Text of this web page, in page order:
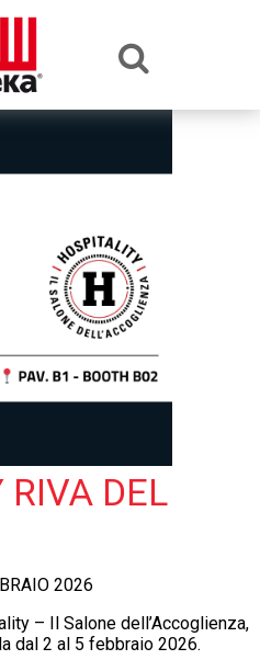
RIVA DEL
2026
– Il Salone dell’Accoglienza,
dal 2 al 5 febbraio 2026.